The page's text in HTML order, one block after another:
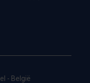
- België